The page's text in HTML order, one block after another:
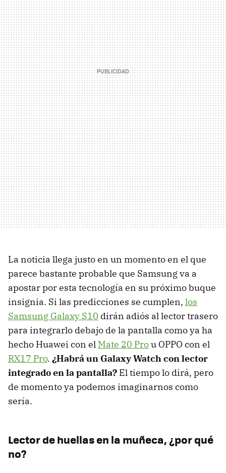
La noticia llega justo en un momento en el que
parece bastante probable que Samsung va a
apostar por esta tecnología en su próximo buque
insignia. Si las predicciones se cumplen, los
Samsung Galaxy S10 dirán adiós al lector trasero
para integrarlo debajo de la pantalla como ya ha
hecho Huawei con el Mate 20 Prou OPPO con el
RX17 Pro. ¿Habrá un Galaxy Watch con lector
integrado en la pantalla? El tiempo lo dirá, pero
de momento ya podemos imaginarnos como
sería.
Lector de huellas en la muñeca, ¿por qué
no?